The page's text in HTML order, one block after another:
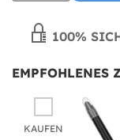
100%
EMPFOHLENES
KAUFEN